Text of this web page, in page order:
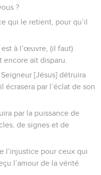
?
qui le retient, pour qu’il
à l’œuvre, (il faut)
ait disparu.
[Jésus] détruira
écrasera par l’éclat de son
par la puissance de
de signes et de
l’injustice pour ceux qui
l’amour de la vérité